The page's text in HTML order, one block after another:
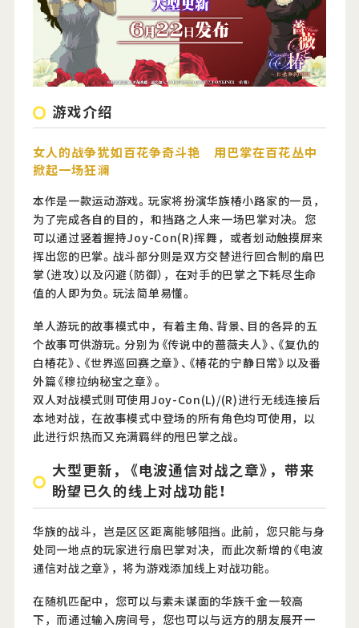
Official Weibo
News Letter
游戏介绍
女人的战争犹如百花争奇斗艳 用巴掌在百花丛中
掀起一场狂澜
本作是一款运动游戏。玩家将扮演华族椿小路家的一员，
为了完成各自的目的，和挡路之人来一场巴掌对决。 您
可以通过竖着握持Joy-Con(R)挥舞，或者划动触摸屏来
挥出您的巴掌。战斗部分则是双方交替进行回合制的扇巴
掌（进攻）以及闪避（防御），在对手的巴掌之下耗尽生命
值的人即为负。玩法简单易懂。
单人游玩的故事模式中，有着主角、背景、目的各异的五
个故事可供游玩。分别为《传说中的蔷薇夫人》、《复仇的
白椿花》、《世界巡回赛之章》、《椿花的宁静日常》以及番
外篇《穆拉纳秘宝之章》。
双人对战模式则可使用Joy-Con(L)/(R)进行无线连接后
本地对战，在故事模式中登场的所有角色均可使用，以
此进行炽热而又充满羁绊的甩巴掌之战。
大型更新，《电波通信对战之章》，带来
盼望已久的线上对战功能！
华族的战斗，岂是区区距离能够阻挡。此前，您只能与身
处同一地点的玩家进行扇巴掌对决，而此次新增的《电波
通信对战之章》，将为游戏添加线上对战功能。
在随机匹配中，您可以与素未谋面的华族千金一较高
下，而通过输入房间号，您也可以与远方的朋友展开一